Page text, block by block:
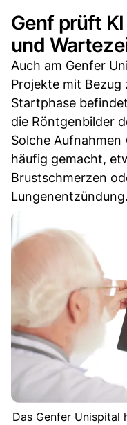
Genf prüft
und
Auch am Genfer
Projekte mit
Startphase
die Röntgenbilder
Solche
häufig gemacht,
Brustschmerzen
Lungenentzündung.
Das Genfer Unispital